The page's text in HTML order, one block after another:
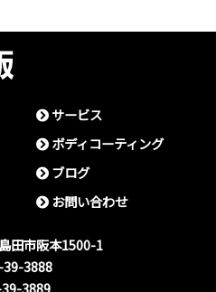
⽥市阪本1500-1
39-3888
サービス
ボディコーティング
ブログ
お問い合わせ